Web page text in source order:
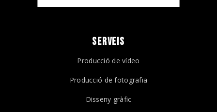
SERVEIS
Producció de vídeo
Producció de fotografia
Disseny gràfic